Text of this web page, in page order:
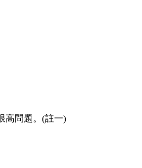
高問題。(註一)